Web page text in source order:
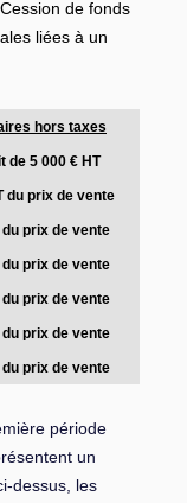
de fonds
liées à un
hors taxes
de 5 000 € HT
du prix de vente
du prix de vente
du prix de vente
du prix de vente
du prix de vente
du prix de vente
période
un
dessus, les